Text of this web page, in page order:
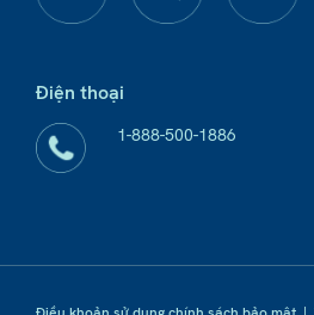
Điện thoại
1-888-500-1886